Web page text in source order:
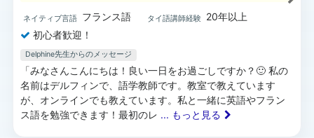
ネイティブ言語 フランス語 タイ語講師経験
20年以上
初心者歓迎！
Delphine先生からのメッセージ
「みなさんこんにちは！良い一日をお過ごしですか？🙂 私の
名前はデルフィンで、語学教師です。教室で教えています
が、オンラインでも教えています。私と一緒に英語やフラン
ス語を勉強できます！最初のレ ... もっと見る